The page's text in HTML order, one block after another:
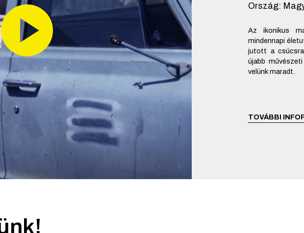
Ország:
Az ikonikus
mindennapi
jutott a
újabb
velünk maradt.
TOVÁBBI